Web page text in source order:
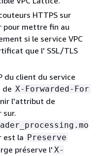
HTTPS sur
pour mettre fin au
si le service VPC
que l' SSL/TLS
du client du service
de X-Forwarded-For
l'attribut de
sur.
est la Preserve
préserve l' X-